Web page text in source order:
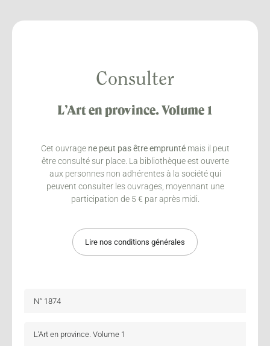
Consulter
L’Art en province. Volume 1
Cet ouvrage ne peut pas être empruntémais il peut
être consulté sur place. La bibliothèque est ouverte
aux personnes non adhérentes à la société qui
peuvent consulter les ouvrages, moyennant une
participation de 5 € par après midi.
Lire nos conditions générales